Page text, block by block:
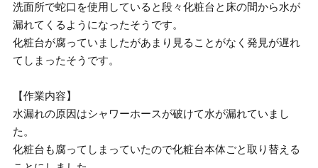
洗面所で蛇口を使用していると段々化粧台と床の間から水が
漏れてくるようになったそうです。
化粧台が腐っていましたがあまり見ることがなく発見が遅れ
てしまったそうです。
【作業内容】
水漏れの原因はシャワーホースが破けて水が漏れていまし
た。
化粧台も腐ってしまっていたので化粧台本体ごと取り替える